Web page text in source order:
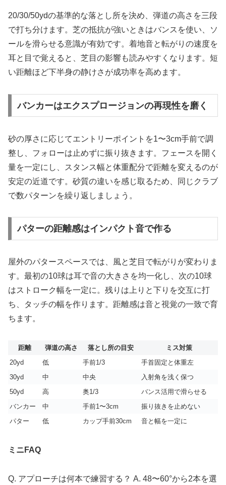
20/30/50ydの基準的な落とし所を決め、弾道の高さを三段
で打ち分けます。芝の抵抗が強いときはバンスを使い、ソ
ールを滑らせる意識が有効です。着地音と転がりの速度を
耳と目で覚えると、芝目の影響も読みやすくなります。短
い距離ほど下半身の静けさが成功率を高めます。
バンカーはエクスプロージョンの再現性を磨く
砂の厚さに応じてエントリーポイントを1〜3cm手前で調
整し、フォローは止めずに振り抜きます。フェースを開く
量を一定にし、スタンス幅と体重配分で距離を変えるのが
安定の近道です。砂質の違いを感じ取るため、同じクラブ
で数パターンを繰り返しましょう。
パターの距離感はインパクト音で作る
屋外のパタースペースでは、風と芝目で転がりが変わりま
す。最初の10球は耳で音の大きさを均一化し、次の10球
はストローク幅を一定に。残りは上りと下りを交互に打
ち、タッチの幅を作ります。距離感は音と視覚の一致で育
ちます。
距離 弾道の高さ 落とし所の目安
ミス対策
20yd
低 手前1/3
手首固定と体重左
30yd
中 中央
入射角を浅く保つ
50yd
高 奥1/3
バンス活用で滑らせる
バンカー
中 手前1〜3cm
振り抜きを止めない
パター
低 カップ手前30cm 音と幅を一定に
ミニFAQ
Q. アプローチは何本で練習する？ A. 48〜60°から2本を選